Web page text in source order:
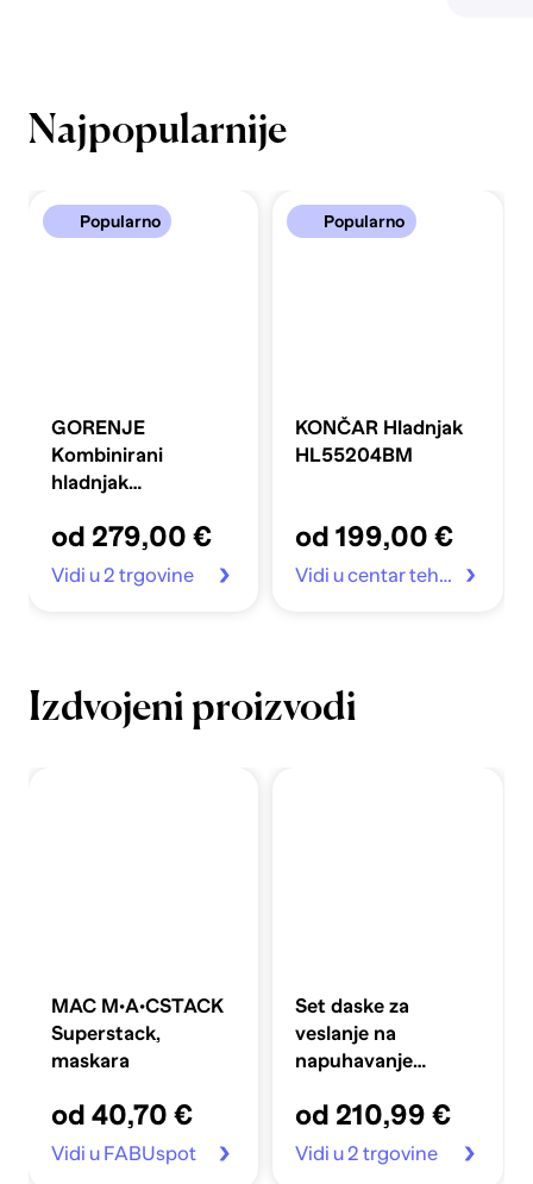
Najpopularnije
Popularno
GORENJE
Kombinirani
hladnjak
od 279,00 €
Vidi u 2 trgovine
Popularno
KONČAR Hladnjak
HL55204BM
od 199,00 €
Vidi u centar tehnike
Izdvojeni proizvodi
MAC M·A·CSTACK
Superstack,
maskara
od 40,70 €
Vidi u FABUspot
Set daske za
veslanje na
napuhavanje
plavi
od 210,99 €
Vidi u 2 trgovine